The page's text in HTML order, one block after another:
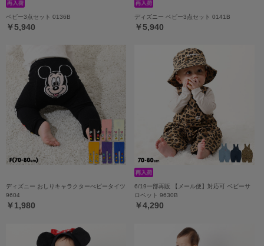
ベビー3点セット 0136B
￥5,940
ディズニー ベビー3点セット 0141B
￥5,940
ディズニー おしりキャラクターべビータイツ
9604
￥1,980
6/19一部再販 【メール便】対応可 ベビーサ
ロペット 9630B
￥4,290